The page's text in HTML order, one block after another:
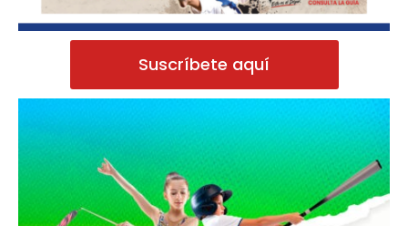
Suscríbete aquí